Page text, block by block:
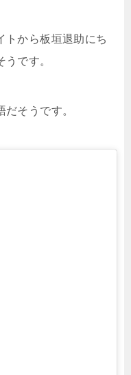
トから板垣退助にち
です。
そうです。